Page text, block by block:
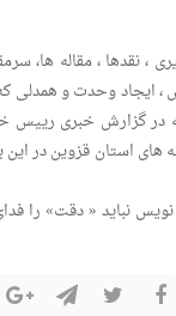
نقدها ، مقاله ها،
، ایجاد وحدت و همدلی
در گزارش خبری رییس
های استان قزوین در این
نباید « دقت» را